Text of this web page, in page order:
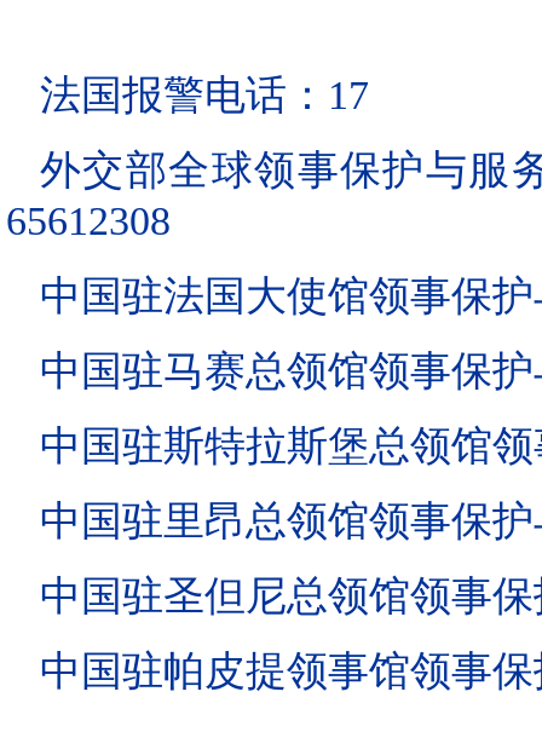
法国报警电话：17
外交部全球领事保护与服
65612308
中国驻法国大使馆领事保护
中国驻马赛总领馆领事保护
中国驻斯特拉斯堡总领馆
中国驻里昂总领馆领事保护
中国驻圣但尼总领馆领事保
中国驻帕皮提领事馆领事保